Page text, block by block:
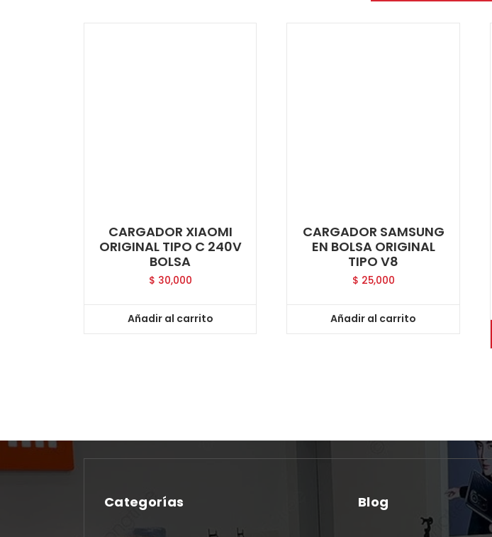
CARGADOR XIAOMI
ORIGINAL TIPO C 240V
BOLSA
$ 30,000
Añadir al carrito
CARGADOR SAMSUNG
EN BOLSA ORIGINAL
TIPO V8
$ 25,000
Añadir al carrito
Categorías Blog